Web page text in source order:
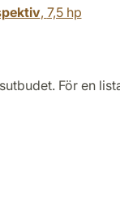
, 7,5 hp
För en